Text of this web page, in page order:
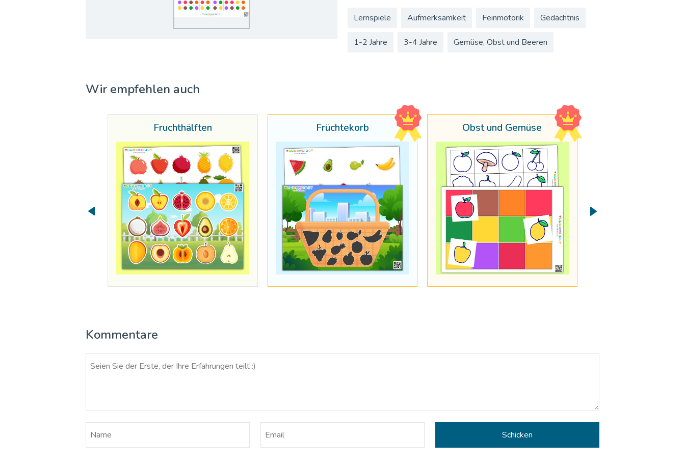
Lernspiele Aufmerksamkeit Feinmotorik Gedächtnis
1-2 Jahre 3-4 Jahre Gemüse, Obst und Beeren
Wir empfehlen auch
Fruchthälften Früchtekorb Obst und Gemüse
Kommentare